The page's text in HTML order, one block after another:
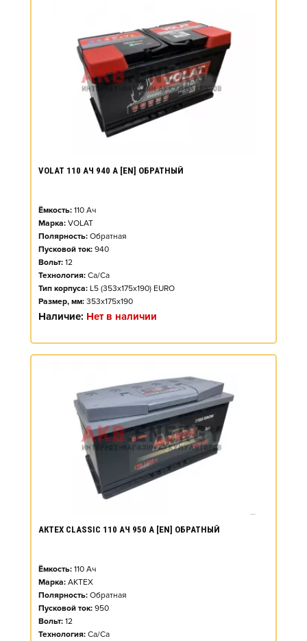
VOLAT 110 АЧ 940 А [EN] ОБРАТНЫЙ
Ёмкость: 110 Ач
Марка: VOLAT
Полярность: Обратная
Пусковой ток: 940
Вольт: 12
Технология: Ca/Ca
Тип корпуса: L5 (353x175x190) EURO
Размер, мм: 353x175x190
Наличие: Нет в наличии
АКТЕХ CLASSIC 110 АЧ 950 А [EN] ОБРАТНЫЙ
Ёмкость: 110 Ач
Марка: АКТЕХ
Полярность: Обратная
Пусковой ток: 950
Вольт: 12
Технология: Ca/Ca